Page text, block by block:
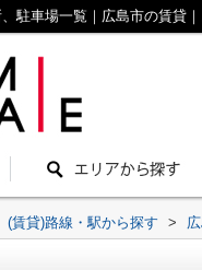
駐車場一覧｜広島市の賃貸
(賃貸)路線・駅から探す >